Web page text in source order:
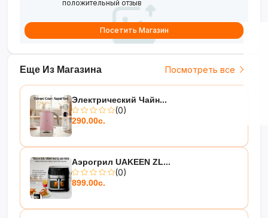
Еще Из Магазина Посмотреть все
Электрический Чайн...
(0)
290.00с.
Аэрогрил UAKEEN ZL...
(0)
899.00с.
положительный отзыв
Посетить Магазин